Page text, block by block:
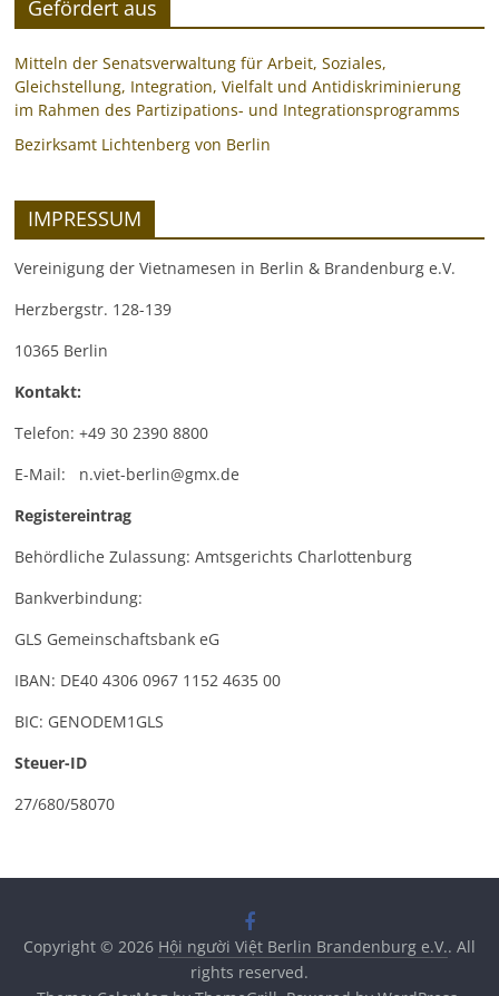
Gefördert aus
Mitteln der Senatsverwaltung für Arbeit, Soziales,
Gleichstellung, Integration, Vielfalt und Antidiskriminierung
im Rahmen des Partizipations- und Integrationsprogramms
Bezirksamt Lichtenberg von Berlin
IMPRESSUM
Vereinigung der Vietnamesen in Berlin & Brandenburg e.V.
Herzbergstr. 128-139
10365 Berlin
Kontakt:
Telefon: +49 30 2390 8800
E-Mail: n.viet-berlin@gmx.de
Registereintrag
Behördliche Zulassung: Amtsgerichts Charlottenburg
Bankverbindung:
GLS Gemeinschaftsbank eG
IBAN: DE40 4306 0967 1152 4635 00
BIC: GENODEM1GLS
Steuer-ID
27/680/58070
Copyright © 2026 Hội người Việt Berlin Brandenburg e.V.. All
rights reserved.